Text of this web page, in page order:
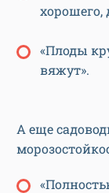
хорошего,
«Плоды
вяжут».
А еще